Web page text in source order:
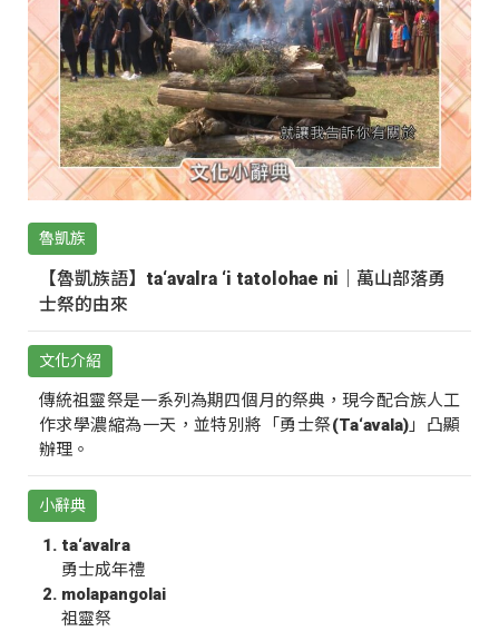
魯凱族
【魯凱族語】ta‘avalra ‘i tatolohae ni｜萬山部落勇
士祭的由來
文化介紹
傳統祖靈祭是一系列為期四個月的祭典，現今配合族人工
作求學濃縮為一天，並特別將「勇士祭(Ta‘avala)」凸顯
辦理。
小辭典
ta‘avalra
勇士成年禮
molapangolai
祖靈祭